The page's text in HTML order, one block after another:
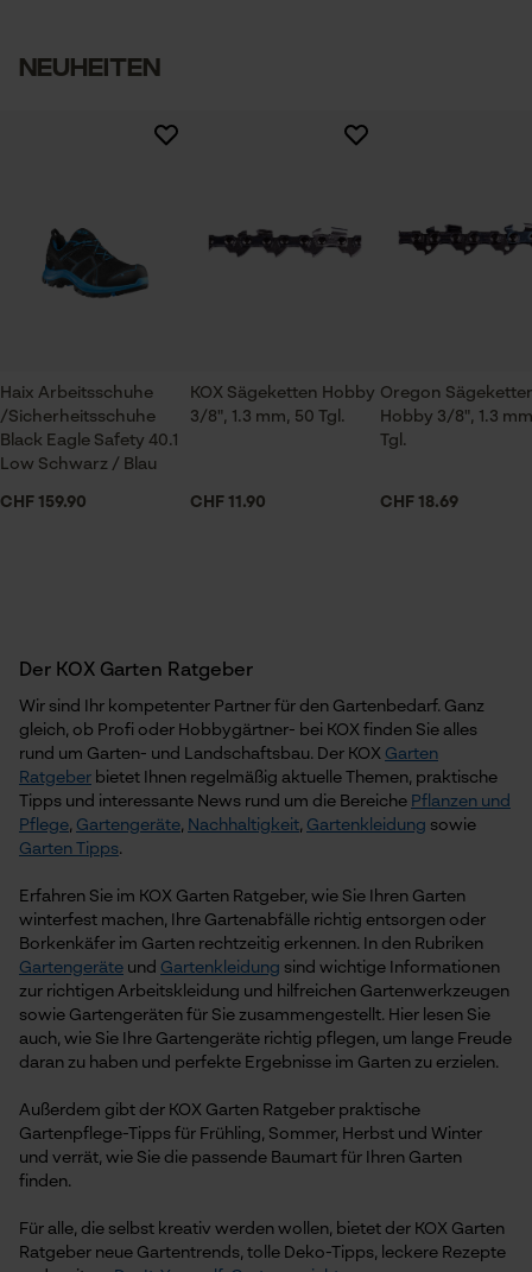
Neuheiten
Haix Arbeitsschuhe
/Sicherheitsschuhe
Black Eagle Safety 40.1
Low Schwarz / Blau
CHF 159.90
KOX Sägeketten Hobby
3/8", 1.3 mm, 50 Tgl.
CHF 11.90
Oregon
Hobby 3/8", 1.3
Tgl.
CHF 18.69
Der KOX Garten Ratgeber
Wir sind Ihr kompetenter Partner für den Gartenbedarf. Ganz
gleich, ob Profi oder Hobbygärtner- bei KOX finden Sie alles
rund um Garten- und Landschaftsbau. Der KOX Garten
Ratgeber bietet Ihnen regelmäßig aktuelle Themen, praktische
Tipps und interessante News rund um die Bereiche Pflanzen und
Pflege, Gartengeräte, Nachhaltigkeit, Gartenkleidung sowie
Garten Tipps.
Erfahren Sie im KOX Garten Ratgeber, wie Sie Ihren Garten
winterfest machen, Ihre Gartenabfälle richtig entsorgen oder
Borkenkäfer im Garten rechtzeitig erkennen. In den Rubriken
Gartengeräte und Gartenkleidung sind wichtige Informationen
zur richtigen Arbeitskleidung und hilfreichen Gartenwerkzeugen
sowie Gartengeräten für Sie zusammengestellt. Hier lesen Sie
auch, wie Sie Ihre Gartengeräte richtig pflegen, um lange Freude
daran zu haben und perfekte Ergebnisse im Garten zu erzielen.
Außerdem gibt der KOX Garten Ratgeber praktische
Gartenpflege-Tipps für Frühling, Sommer, Herbst und Winter
und verrät, wie Sie die passende Baumart für Ihren Garten
finden.
Für alle, die selbst kreativ werden wollen, bietet der KOX Garten
Ratgeber neue Gartentrends, tolle Deko-Tipps, leckere Rezepte
Microsoft Advertising Universal
Event Tracking